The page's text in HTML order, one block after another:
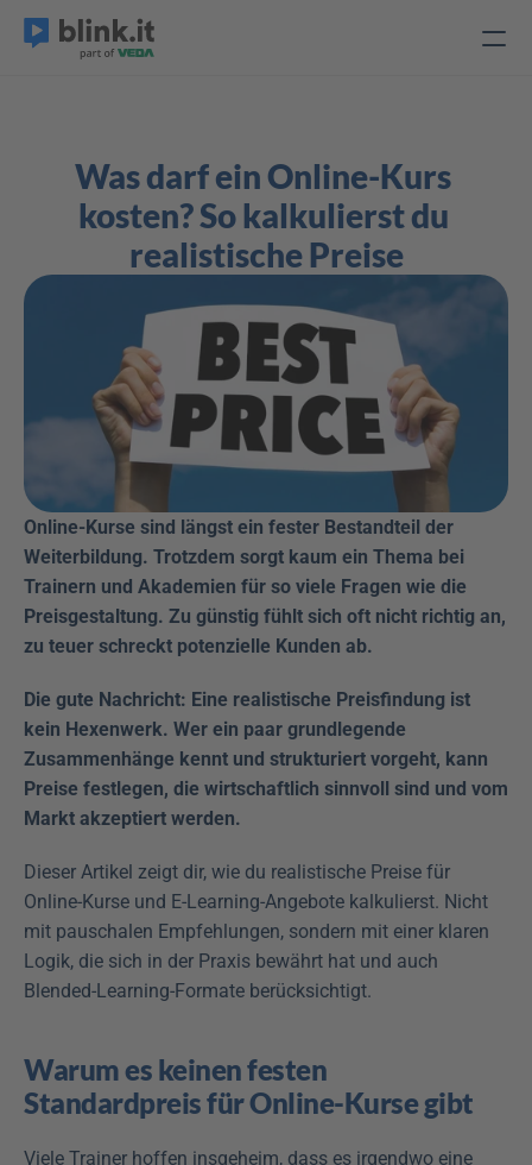
Was darf ein Online-Kurs
kosten? So kalkulierst du
realistische Preise
Online-Kurse sind längst ein fester Bestandteil der
Weiterbildung. Trotzdem sorgt kaum ein Thema bei
Trainern und Akademien für so viele Fragen wie die
Preisgestaltung. Zu günstig fühlt sich oft nicht richtig an,
zu teuer schreckt potenzielle Kunden ab.
Die gute Nachricht: Eine realistische Preisfindung ist
kein Hexenwerk. Wer ein paar grundlegende
Zusammenhänge kennt und strukturiert vorgeht, kann
Preise festlegen, die wirtschaftlich sinnvoll sind und vom
Markt akzeptiert werden.
Dieser Artikel zeigt dir, wie du realistische Preise für
Online-Kurse und E-Learning-Angebote kalkulierst. Nicht
mit pauschalen Empfehlungen, sondern mit einer klaren
Logik, die sich in der Praxis bewährt hat und auch
Blended-Learning-Formate berücksichtigt.
Warum es keinen festen
Standardpreis für Online-Kurse gibt
Viele Trainer hoffen insgeheim, dass es irgendwo eine